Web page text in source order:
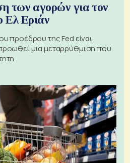
των αγορών για τον
Ελ Εριάν
προέδρου της Fed είναι
μια μεταρρύθμιση που